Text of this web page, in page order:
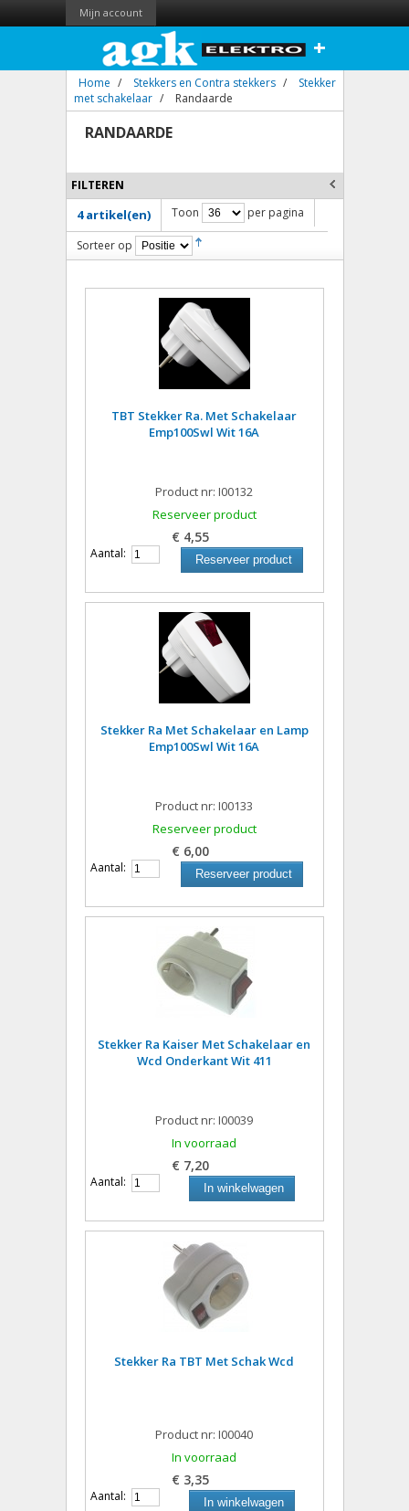
Mijn account
+
Home / Stekkers en Contra stekkers /
Stekker
met schakelaar / Randaarde
RANDAARDE
FILTEREN
4 artikel(en) Toon per pagina
Sorteer op
TBT Stekker Ra. Met Schakelaar
Emp100Swl Wit 16A
Product nr: I00132
Reserveer product
€ 4,55
Aantal: Reserveer product
Stekker Ra Met Schakelaar en Lamp
Emp100Swl Wit 16A
Product nr: I00133
Reserveer product
€ 6,00
Aantal: Reserveer product
Stekker Ra Kaiser Met Schakelaar en
Wcd Onderkant Wit 411
Product nr: I00039
In voorraad
€ 7,20
Aantal: In winkelwagen
Stekker Ra TBT Met Schak Wcd
Product nr: I00040
In voorraad
€ 3,35
Aantal: In winkelwagen